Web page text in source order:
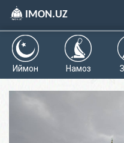
IMON.UZ
Иймон Намоз